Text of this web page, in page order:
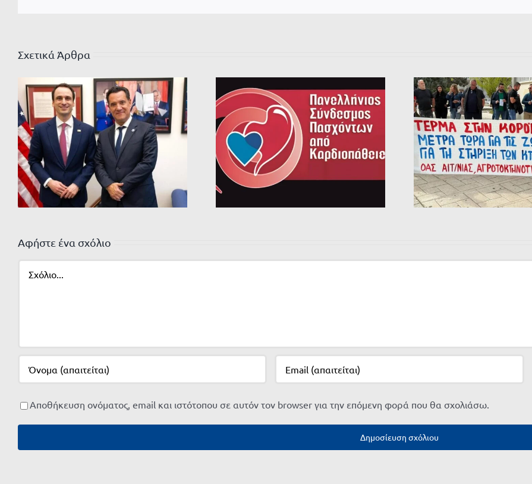
Σχετικά Άρθρα
Αφήστε ένα σχόλιο
Αποθήκευση ονόματος, email και ιστότοπου σε αυτόν τον browser για την επόμενη φορά που θα σχολιάσω.